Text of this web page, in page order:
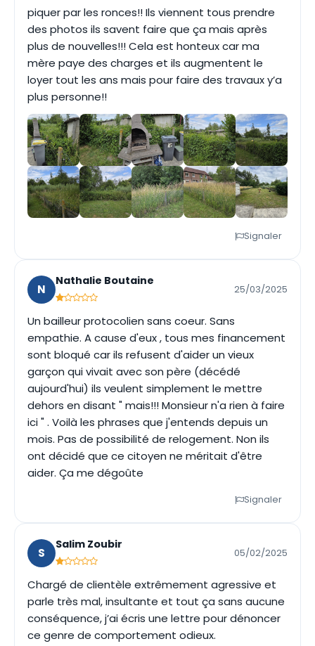
piquer par les ronces!! Ils viennent tous prendre
des photos ils savent faire que ça mais après
plus de nouvelles!!! Cela est honteux car ma
mère paye des charges et ils augmentent le
loyer tout les ans mais pour faire des travaux y’a
plus personne!!
Signaler
N
Nathalie Boutaine
25/03/2025
Un bailleur protocolien sans coeur. Sans
empathie. A cause d'eux , tous mes financement
sont bloqué car ils refusent d'aider un vieux
garçon qui vivait avec son père (décédé
aujourd'hui) ils veulent simplement le mettre
dehors en disant " mais!!! Monsieur n'a rien à faire
ici " . Voilà les phrases que j'entends depuis un
mois. Pas de possibilité de relogement. Non ils
ont décidé que ce citoyen ne méritait d'être
aider. Ça me dégoûte
Signaler
S
Salim Zoubir
05/02/2025
Chargé de clientèle extrêmement agressive et
parle très mal, insultante et tout ça sans aucune
conséquence, j’ai écris une lettre pour dénoncer
ce genre de comportement odieux.